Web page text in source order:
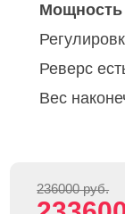
Мощность
Реверс
Вес
236000 руб.